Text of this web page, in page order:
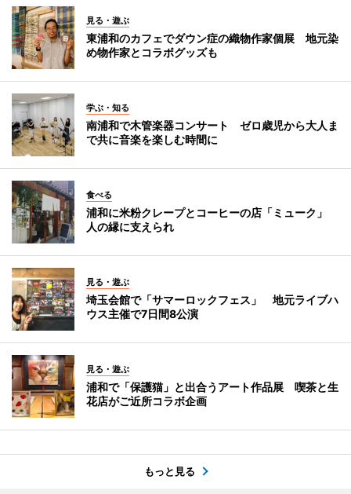
見る・遊ぶ
東浦和のカフェでダウン症の織物作家個展 地元染
め物作家とコラボグッズも
学ぶ・知る
南浦和で木管楽器コンサート ゼロ歳児から大人ま
で共に音楽を楽しむ時間に
食べる
浦和に米粉クレープとコーヒーの店「ミューク」
人の縁に支えられ
見る・遊ぶ
埼玉会館で「サマーロックフェス」 地元ライブハ
ウス主催で7日間8公演
見る・遊ぶ
浦和で「保護猫」と出合うアート作品展 喫茶と生
花店がご近所コラボ企画
もっと見る